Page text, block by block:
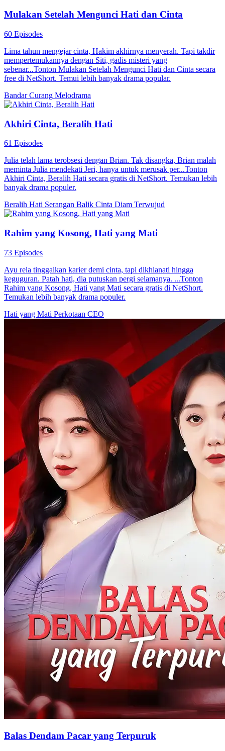
Mulakan Setelah Mengunci Hati dan Cinta
60 Episodes
Lima tahun mengejar cinta, Hakim akhirnya menyerah. Tapi takdir
mempertemukannya dengan Siti, gadis misteri yang
sebenar...Tonton Mulakan Setelah Mengunci Hati dan Cinta secara
free di NetShort. Temui lebih banyak drama popular.
BandarCurang Melodrama
Akhiri Cinta, Beralih Hati
61 Episodes
Julia telah lama terobsesi dengan Brian. Tak disangka, Brian malah
meminta Julia mendekati Jeri, hanya untuk merusak per...Tonton
Akhiri Cinta, Beralih Hati secara gratis di NetShort. Temukan lebih
banyak drama populer.
Beralih Hati Serangan Balik Cinta Diam Terwujud
Rahim yang Kosong, Hati yang Mati
73 Episodes
Ayu rela tinggalkan karier demi cinta, tapi dikhianati hingga
keguguran. Patah hati, dia putuskan pergi selamanya. ...Tonton
Rahim yang Kosong, Hati yang Mati secara gratis di NetShort.
Temukan lebih banyak drama populer.
Hati yang Mati Perkotaan CEO
Balas Dendam Pacar yang Terpuruk